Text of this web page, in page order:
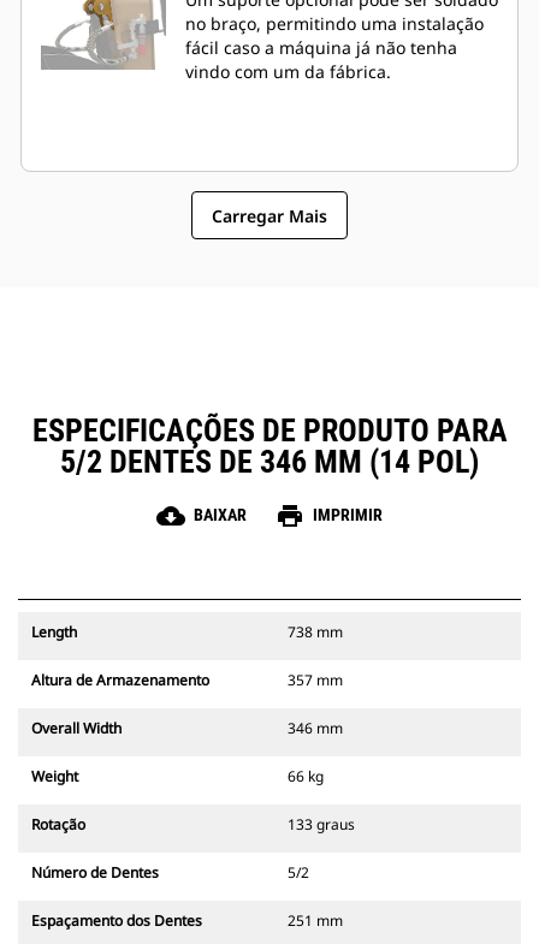
no braço, permitindo uma instalação
fácil caso a máquina já não tenha
vindo com um da fábrica.
Carregar Mais
ESPECIFICAÇÕES DE PRODUTO PARA
5/2 DENTES DE 346 MM (14 POL)
cloud_download BAIXAR print IMPRIMIR
Length 738 mm
Altura de Armazenamento 357 mm
Overall Width 346 mm
Weight 66 kg
Rotação 133 graus
Número de Dentes 5/2
Espaçamento dos Dentes 251 mm